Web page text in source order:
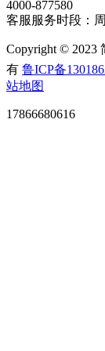
4000-877580
客服服务时段：
Copyright © 2023
有 鲁ICP备
站地图
17866680616